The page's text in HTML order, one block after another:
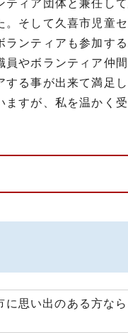
ティア団体と兼任し
そして久喜市児童
ンティアも参加する
員やボランティア仲
る事が出来て満足し
すが、私を温かく
に思い出のある方な